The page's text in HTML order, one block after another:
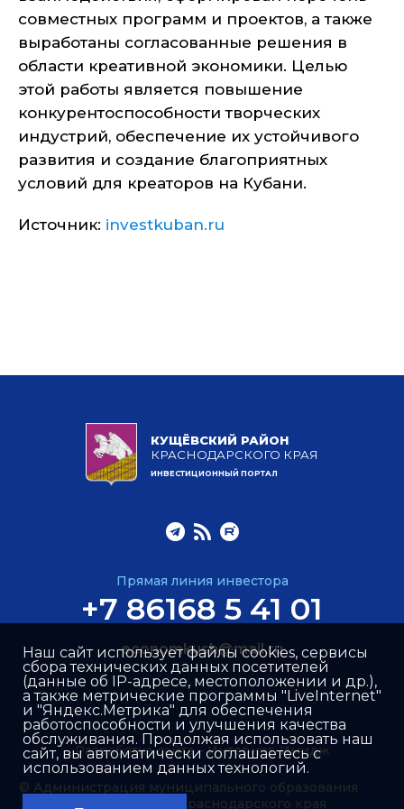
совместных программ и проектов, а также
выработаны согласованные решения в
области креативной экономики. Целью
этой работы является повышение
конкурентоспособности творческих
индустрий, обеспечение их устойчивого
развития и создание благоприятных
условий для креаторов на Кубани.
Источник: investkuban.ru
КУЩЁВСКИЙ РАЙОН
КРАСНОДАРСКОГО КРАЯ
ИНВЕСТИЦИОННЫЙ ПОРТАЛ
Прямая линия инвестора
+7 86168 5 41 01
economkush@mail.ru
© Администрация муниципального образования
Кущёвский район Краснодарского края
Разработка сайта –Интернет-Имидж
Наш сайт использует файлы cookies, сервисы
сбора технических данных посетителей
(данные об IP-адресе, местоположении и др.),
а также метрические программы "LiveInternet"
и "Яндекс.Метрика" для обеспечения
работоспособности и улучшения качества
обслуживания. Продолжая использовать наш
сайт, вы автоматически соглашаетесь с
использованием данных технологий.